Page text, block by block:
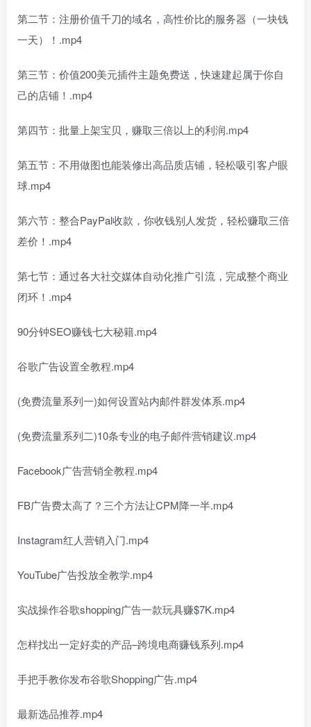
第二节：注册价值千刀的域名，高性价比的服务器（一块钱
一天）！.mp4
第三节：价值200美元插件主题免费送，快速建起属于你自
己的店铺！.mp4
第四节：批量上架宝贝，赚取三倍以上的利润.mp4
第五节：不用做图也能装修出高品质店铺，轻松吸引客户眼
球.mp4
第六节：整合PayPal收款，你收钱别人发货，轻松赚取三倍
差价！.mp4
第七节：通过各大社交媒体自动化推广引流，完成整个商业
闭环！.mp4
90分钟SEO赚钱七大秘籍.mp4
谷歌广告设置全教程.mp4
(免费流量系列一)如何设置站内邮件群发体系.mp4
(免费流量系列二)10条专业的电子邮件营销建议.mp4
Facebook广告营销全教程.mp4
FB广告费太高了？三个方法让CPM降一半.mp4
Instagram红人营销入门.mp4
YouTube广告投放全教学.mp4
实战操作谷歌shopping广告一款玩具赚$7K.mp4
怎样找出一定好卖的产品–跨境电商赚钱系列.mp4
手把手教你发布谷歌Shopping广告.mp4
最新选品推荐.mp4